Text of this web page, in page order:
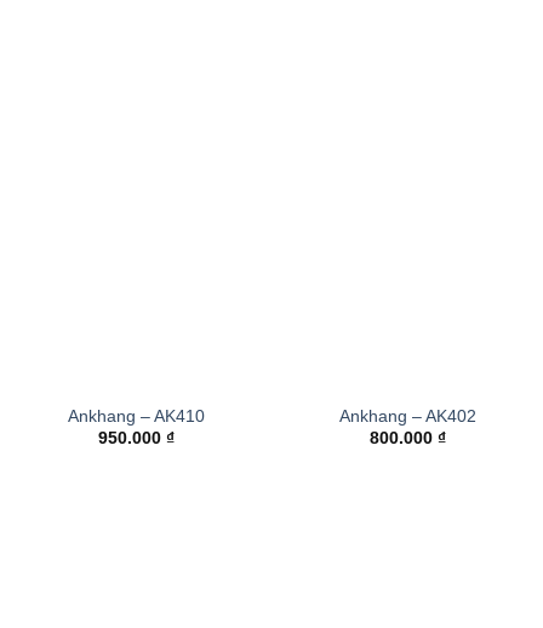
Ankhang – AK410
950.000 ₫
Ankhang – AK402
800.000 ₫